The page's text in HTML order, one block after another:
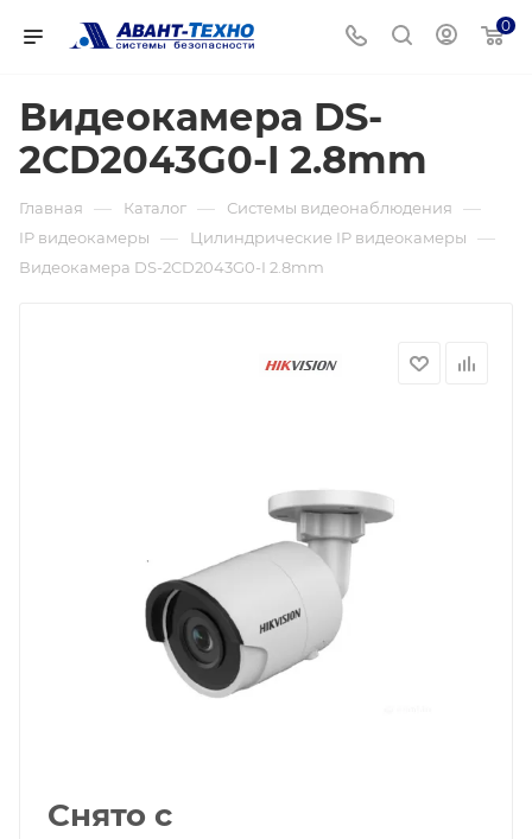
0
Видеокамера DS-
2CD2043G0-I 2.8mm
Главная — Каталог — Системы видеонаблюдения —
IP видеокамеры — Цилиндрические IP видеокамеры —
Видеокамера DS-2CD2043G0-I 2.8mm
Снято с